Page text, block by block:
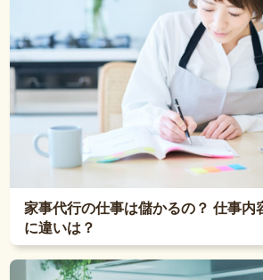
家事代行の仕事は儲かるの？ 仕事内
に違いは？